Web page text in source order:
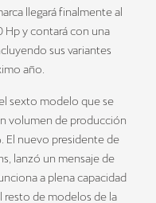
llegará finalmente al
Hp y contará con una
sus variantes
año.
sexto modelo que se
volumen de producción
El nuevo presidente de
lanzó un mensaje de
a plena capacidad
resto de modelos de la